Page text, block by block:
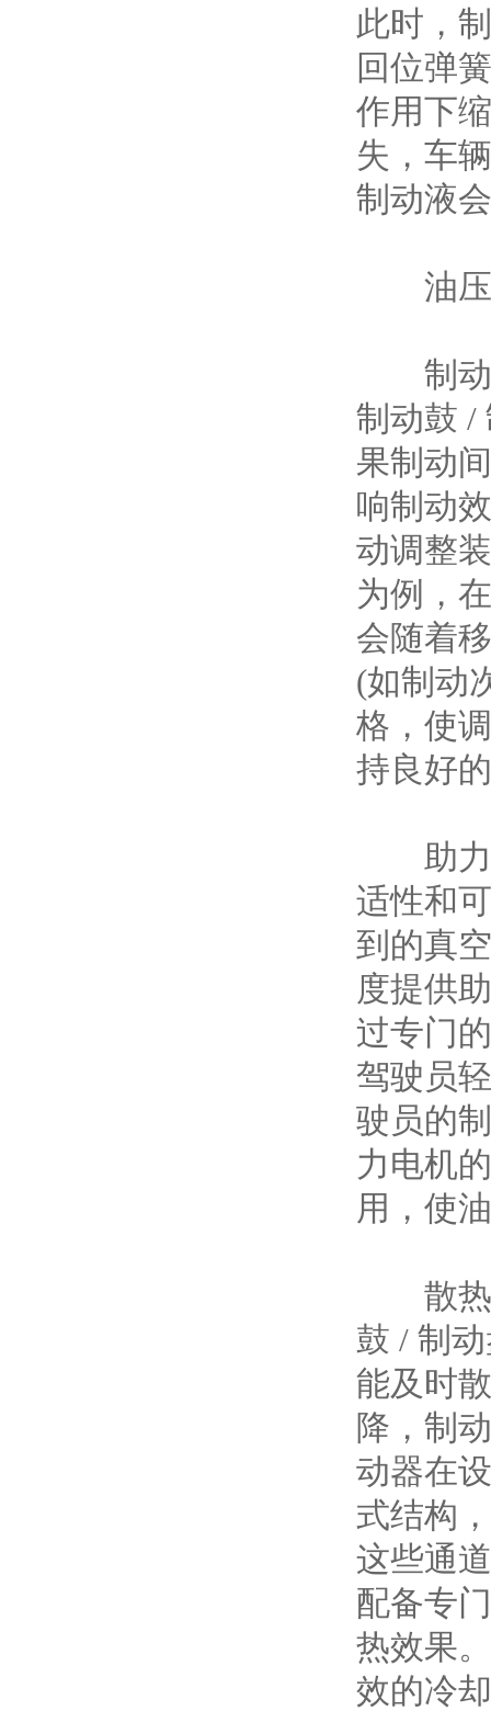
此时，
回位弹
作用下
失，车
制动液
油压
制动
制动鼓 /
果制动
响制动
动调整
为例，
会随着
(如制动
格，使
持良好
助力
适性和
到的真
度提供
过专门
驾驶员
驶员的
力电机
用，使
散热
鼓 / 制
能及时
降，制
动器在
式结构
这些通
配备专
热效果
效的冷